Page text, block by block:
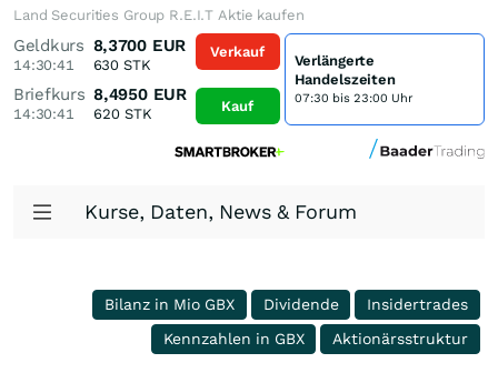
Land Securities Group R.E.I.T Aktie kaufen
Geldkurs
14:30:41
8,3700 EUR
630 STK
Briefkurs
14:30:41
8,4950 EUR
620STK
Verkauf
Kauf
Verlängerte
Handelszeiten
07:30 bis 23:00 Uhr
Kurse, Daten, News & Forum
Bilanz in Mio GBX Dividende
Insidertrades
Kennzahlen in GBX
Aktionärsstruktur